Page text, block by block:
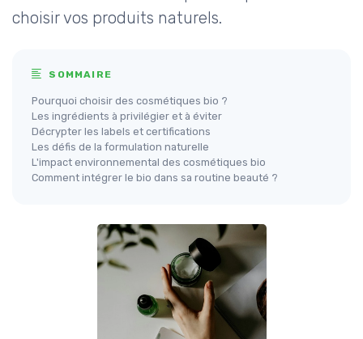
choisir vos produits naturels.
SOMMAIRE
Pourquoi choisir des cosmétiques bio ?
Les ingrédients à privilégier et à éviter
Décrypter les labels et certifications
Les défis de la formulation naturelle
L'impact environnemental des cosmétiques bio
Comment intégrer le bio dans sa routine beauté ?